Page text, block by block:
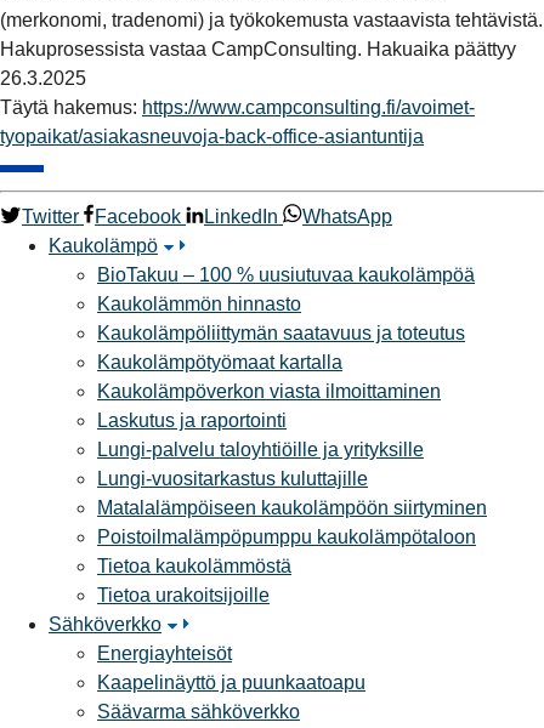
(merkonomi, tradenomi) ja työkokemusta vastaavista tehtävistä.
Hakuprosessista vastaa CampConsulting. Hakuaika päättyy
26.3.2025
Täytä hakemus: https://www.campconsulting.fi/avoimet-
tyopaikat/asiakasneuvoja-back-office-asiantuntija
Twitter Facebook LinkedIn
WhatsApp
Kaukolämpö
BioTakuu – 100 % uusiutuvaa kaukolämpöä
Kaukolämmön hinnasto
Kaukolämpöliittymän saatavuus ja toteutus
Kaukolämpötyömaat kartalla
Kaukolämpöverkon viasta ilmoittaminen
Laskutus ja raportointi
Lungi-palvelu taloyhtiöille ja yrityksille
Lungi-vuositarkastus kuluttajille
Matalalämpöiseen kaukolämpöön siirtyminen
Poistoilmalämpöpumppu kaukolämpötaloon
Tietoa kaukolämmöstä
Tietoa urakoitsijoille
Sähköverkko
Energiayhteisöt
Kaapelinäyttö ja puunkaatoapu
Säävarma sähköverkko